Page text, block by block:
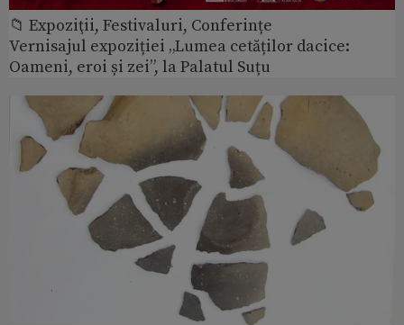
📁 Expoziţii, Festivaluri, Conferințe
Vernisajul expoziției „Lumea cetăților dacice:
Oameni, eroi și zei”, la Palatul Suțu